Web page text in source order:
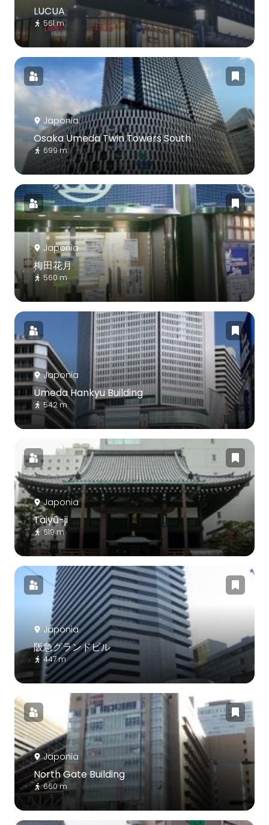
LUCUA
561 m
Japonia
Osaka Umeda Twin Towers South
699 m
Japonia
梅田花月
560 m
Japonia
Umeda Hankyu Building
542 m
Japonia
Taiyū-ji
619 m
Japonia
阪急グランドビル
447 m
Japonia
North Gate Building
660 m